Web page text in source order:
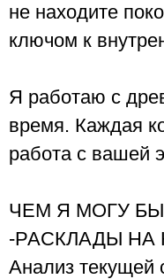
не находите
ключом к
Я работаю с
время. Каждая
работа с вашей
ЧЕМ Я МОГУ
-РАСКЛАДЫ НА
Анализ текущей